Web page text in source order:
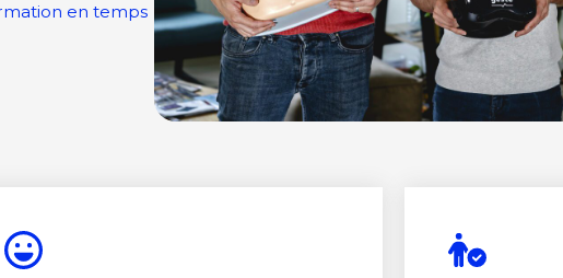
en temps